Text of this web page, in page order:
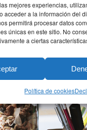
mejores experiencias,
acceder a la información del
permitirá procesar datos
únicas en este sitio. No
a ciertas
Política de cookies